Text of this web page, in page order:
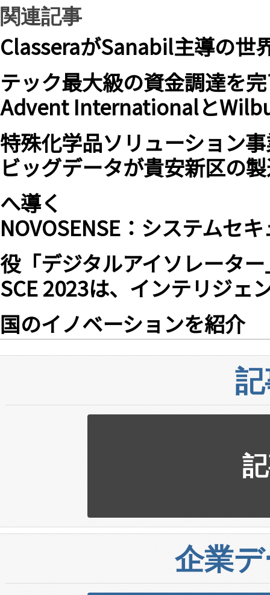
関連記事
ClasseraがSanabil主導の世
テック最大級の資金調達を
Advent Internationalと
特殊化学品ソリューション
ビッグデータが貴安新区の
へ導く
NOVOSENSE：システムセ
役「デジタルアイソレーター
SCE 2023は、インテリジェ
国のイノベーションを紹介
企業